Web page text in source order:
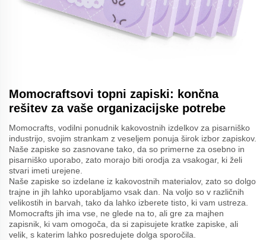
Momocraftsovi topni zapiski: končna
rešitev za vaše organizacijske potrebe
Momocrafts, vodilni ponudnik kakovostnih izdelkov za pisarniško
industrijo, svojim strankam z veseljem ponuja širok izbor zapiskov.
Naše zapiske so zasnovane tako, da so primerne za osebno in
pisarniško uporabo, zato morajo biti orodja za vsakogar, ki želi
stvari imeti urejene.
Naše zapiske so izdelane iz kakovostnih materialov, zato so dolgo
trajne in jih lahko uporabljamo vsak dan. Na voljo so v različnih
velikostih in barvah, tako da lahko izberete tisto, ki vam ustreza.
Momocrafts jih ima vse, ne glede na to, ali gre za majhen
zapisnik, ki vam omogoča, da si zapisujete kratke zapiske, ali
velik, s katerim lahko posredujete dolga sporočila.